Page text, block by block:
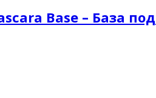
Base – База